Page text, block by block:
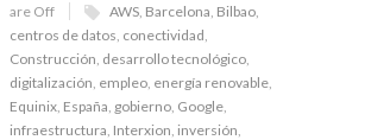
are Off
AWS, Barcelona, Bilbao,
centros de datos, conectividad,
Construcción, desarrollo tecnológico,
digitalización, empleo, energía renovable,
Equinix, España, gobierno, Google,
infraestructura, Interxion, inversión,